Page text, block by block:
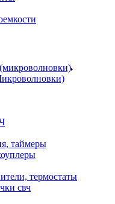
таймеры
термостаты
свч